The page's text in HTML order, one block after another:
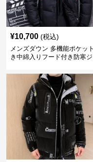
¥10,700 (税込)
メンズダウン 多機能ポケッ
き中綿入りフード付き防寒ジ